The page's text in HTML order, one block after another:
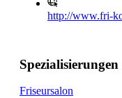
http://www.fri-
Spezialisierungen
Friseursalon